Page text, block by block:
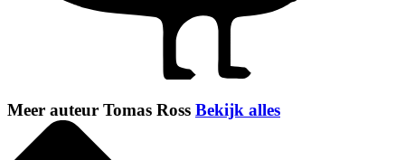
Meer auteur Tomas Ross Bekijk alles